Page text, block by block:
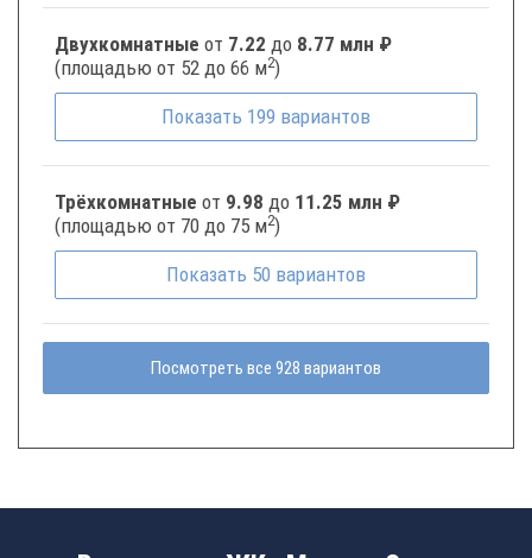
Двухкомнатные от 7.22 до 8.77 млн ₽
(площадью от 52 до 66 м2)
Показать 199 вариантов
Трёхкомнатные от 9.98 до 11.25 млн ₽
(площадью от 70 до 75 м2)
Показать 50 вариантов
Посмотреть все 928 вариантов